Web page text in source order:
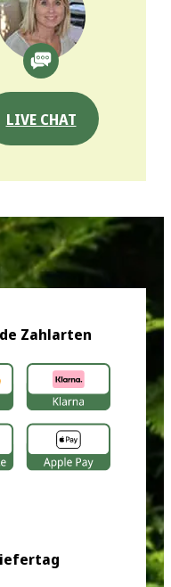
LIVE CHAT
Zahlarten